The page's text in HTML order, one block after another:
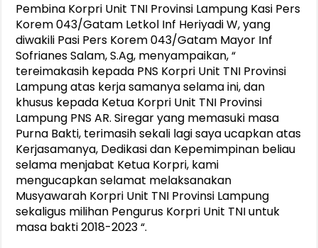
Pembina Korpri Unit TNI Provinsi Lampung Kasi Pers
Korem 043/Gatam Letkol Inf Heriyadi W, yang
diwakili Pasi Pers Korem 043/Gatam Mayor Inf
Sofrianes Salam, S.Ag, menyampaikan, “
tereimakasih kepada PNS Korpri Unit TNI Provinsi
Lampung atas kerja samanya selama ini, dan
khusus kepada Ketua Korpri Unit TNI Provinsi
Lampung PNS AR. Siregar yang memasuki masa
Purna Bakti, terimasih sekali lagi saya ucapkan atas
Kerjasamanya, Dedikasi dan Kepemimpinan beliau
selama menjabat Ketua Korpri, kami
mengucapkan selamat melaksanakan
Musyawarah Korpri Unit TNI Provinsi Lampung
sekaligus milihan Pengurus Korpri Unit TNI untuk
masa bakti 2018-2023 “.